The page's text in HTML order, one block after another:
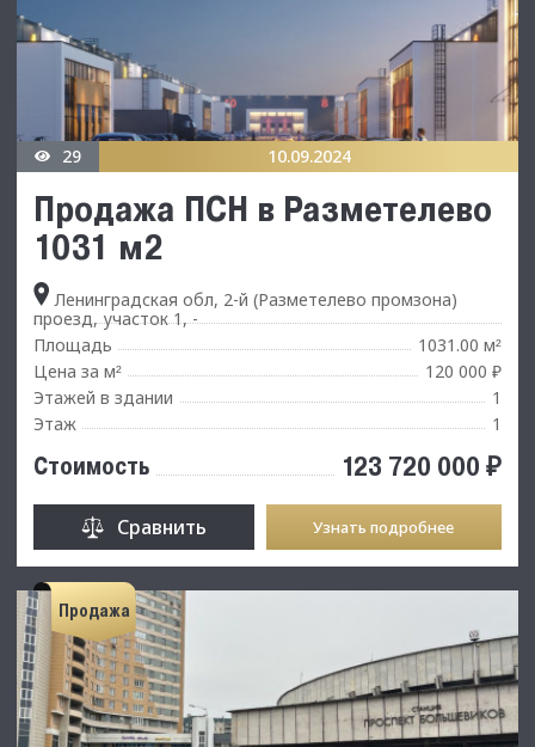
29 10.09.2024
Продажа ПСН в Разметелево
1031 м2
Ленинградская обл, 2-й (Разметелево промзона)
проезд, участок 1, -
Площадь
1031.00 м²
Цена за м²
120 000 ₽
Этажей в здании
1
Этаж
1
Стоимость 123 720 000 ₽
Сравнить Узнать подробнее
Продажа